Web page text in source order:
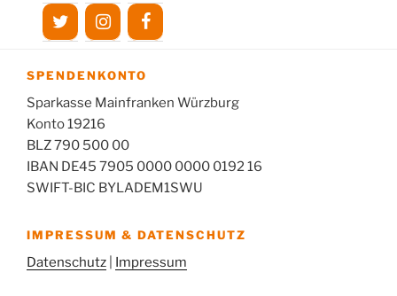
SPENDENKONTO
Sparkasse Mainfranken Würzburg
Konto 19216
BLZ 790 500 00
IBAN DE45 7905 0000 0000 0192 16
SWIFT-BIC BYLADEM1SWU
IMPRESSUM & DATENSCHUTZ
Datenschutz Impressum